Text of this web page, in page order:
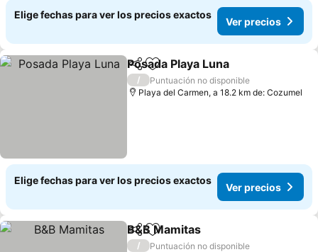
Elige fechas para ver los precios exactos
Ver precios
CompartirAgregar a favoritos
Posada Playa Luna
/
Puntuación no disponible
Playa del Carmen, a 18.2 km de: Cozumel
Elige fechas para ver los precios exactos
Ver precios
CompartirAgregar a favoritos
B&B Mamitas
/
Puntuación no disponible